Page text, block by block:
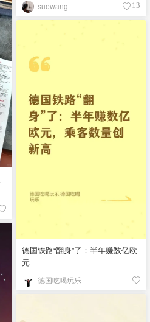
suewang__ 13
德国铁路“翻身”了：半年赚数亿欧
元
德国吃喝玩乐